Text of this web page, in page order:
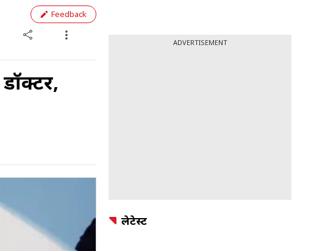
Feedback
ADVERTISEMENT
लेटेस्ट